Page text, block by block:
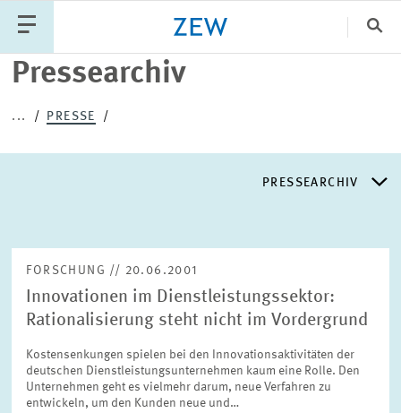
Pressearchiv
... PRESSE
PRESSEARCHIV
PRESSEVERTEILER
EXPERTENLISTE
FORSCHUNG // 20.06.2001
Innovationen im Dienstleistungssektor:
Rationalisierung steht nicht im Vordergrund
Kostensenkungen spielen bei den Innovationsaktivitäten der
deutschen Dienstleistungsunternehmen kaum eine Rolle. Den
Unternehmen geht es vielmehr darum, neue Verfahren zu
entwickeln, um den Kunden neue und…